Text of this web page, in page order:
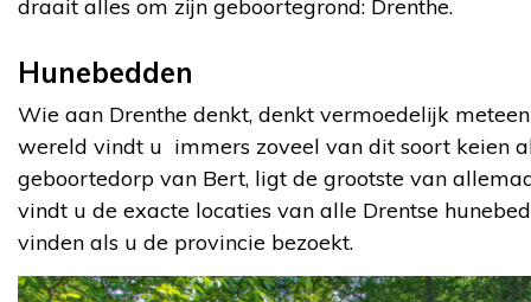
draait alles om zijn geboortegrond: Drenthe.
Hunebedden
Wie aan Drenthe denkt, denkt vermoedelijk
wereld vindt u immers zoveel van dit soort keien
geboortedorp van Bert, ligt de grootste van
vindt u de exacte locaties van alle Drentse
vinden als u de provincie bezoekt.